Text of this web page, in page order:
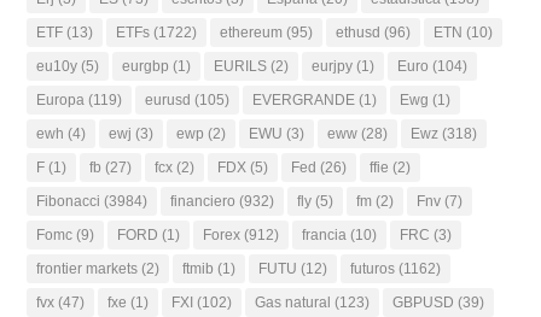
ETF (13) ETFs (1722) ethereum (95) ethusd (96) ETN (10)
eu10y (5) eurgbp (1) EURILS (2) eurjpy (1) Euro (104)
Europa (119) eurusd (105) EVERGRANDE (1) Ewg (1)
ewh (4) ewj (3) ewp (2) EWU (3) eww (28) Ewz (318)
F (1) fb (27) fcx (2) FDX (5) Fed (26) ffie (2)
Fibonacci (3984) financiero (932) fly (5) fm (2) Fnv (7)
Fomc (9) FORD (1) Forex (912) francia (10) FRC (3)
frontier markets (2) ftmib (1) FUTU (12) futuros (1162)
fvx (47) fxe (1) FXI (102) Gas natural (123) GBPUSD (39)